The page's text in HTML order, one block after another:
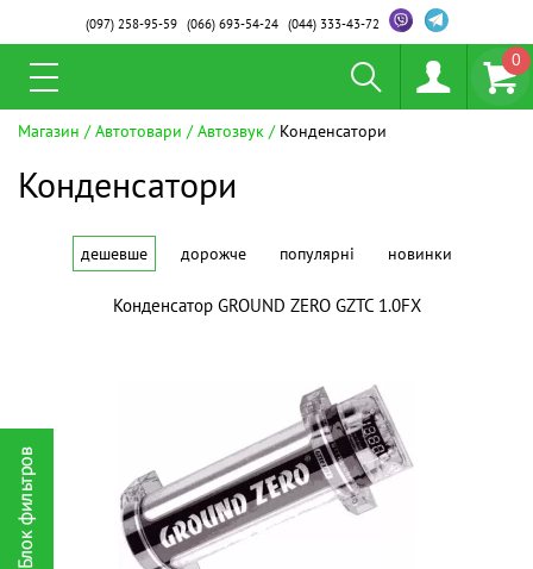
(097)258-95-59 (066)693-54-24 (044)333-43-72
0
Магазин Автотовари Автозвук Конденсатори
Конденсатори
дешевше дорожче популярні новинки
Конденсатор GROUND ZERO GZTC 1.0FX